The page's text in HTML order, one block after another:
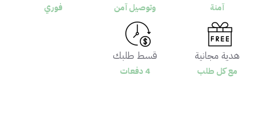
آمنة وتوصيل آمن فوري
هدية مجانية
مع كل طلب
قسط طلبك
4 دفعات